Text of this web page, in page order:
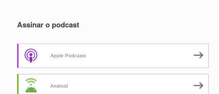
Assinar o podcast
Apple Podcasts
Android